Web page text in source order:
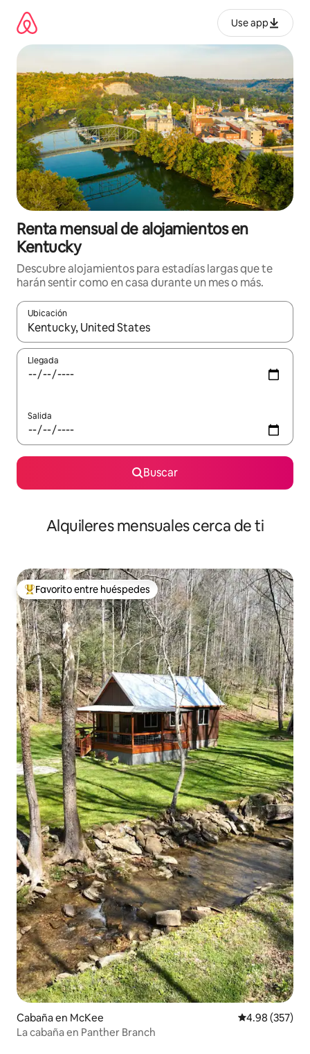
contenido
Use app
Renta mensual de alojamientos en
Kentucky
Descubre alojamientos para estadías largas que te
harán sentir como en casa durante un mes o más.
Ubicación
Cuando los resultados estén disponibles, navega con las
Llegada
Salida
Buscar
Alquileres mensuales cerca de ti
Favorito entre huéspedes preferido
Favorito entre huéspedes
Cabaña en McKee Calificación
4.98 (357)
La cabaña en Panther Branch